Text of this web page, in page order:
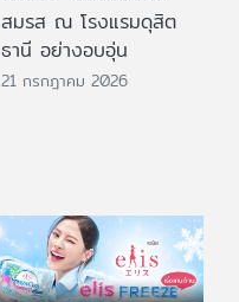
สมรส ณ โรงแรมดุสิต
ธานี อย่างอบอุ่น
21 กรกฎาคม 2026